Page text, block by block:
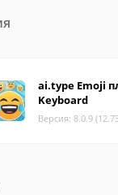
ai.type Emoji
Keyboard
Версия: 8.0.9